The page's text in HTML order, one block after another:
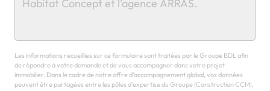
Chargement...
Les informations recueillies sur ce formulaire sont traitées par le Groupe BDL afin
de répondre à votre demande et de vous accompagner dans votre projet
immobilier. Dans le cadre de notre offre d'accompagnement global, vos données
peuvent être partagées entre les pôles d'expertise du Groupe (Construction CCMI,